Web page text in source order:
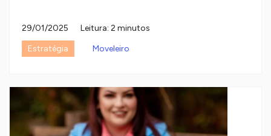
29/01/2025
Leitura: 2 minutos
Estratégia
Moveleiro